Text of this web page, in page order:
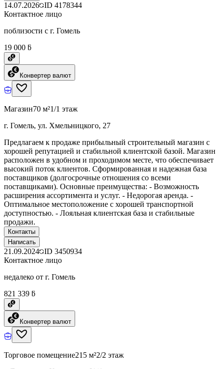
14.07.2026 ID 4178344
Контактное лицо
поблизости с г. Гомель
19 000 ƃ
Конвертер валют
Магазин70 м²1/1 этаж
г. Гомель, ул. Хмельницкого, 27
Предлагаем к продаже прибыльный строительный магазин с
хорошей репутацией и стабильной клиентской базой. Магазин
расположен в удобном и проходимом месте, что обеспечивает
высокий поток клиентов. Сформированная и надежная база
поставщиков (долгосрочные отношения со всеми
поставщиками). Основные преимущества: - Возможность
расширения ассортимента и услуг. - Недорогая аренда. -
Оптимальное местоположение с хорошей транспортной
доступностью. - Лояльная клиентская база и стабильные
продажи.
Контакты
Написать
21.09.2024 ID 3450934
Контактное лицо
недалеко от г. Гомель
821 339 ƃ
Конвертер валют
Торговое помещение215 м²2/2 этаж